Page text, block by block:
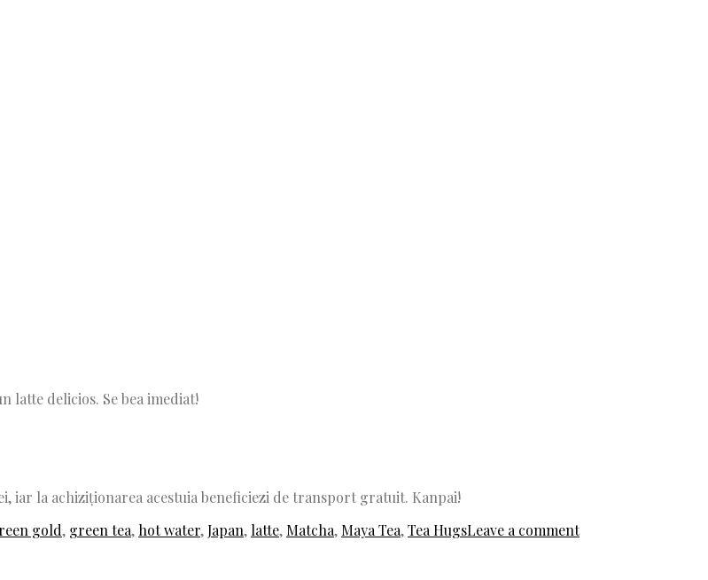
latte delicios. Se bea imediat!
iar la achiziționarea acestuia beneficiezi de transport gratuit. Kanpai!
gold, green tea, hot water,Japan, latte, Matcha, Maya Tea,Tea HugsLeave a comment